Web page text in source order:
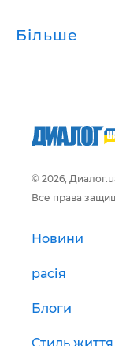
Більше
© 2026,
Все права
Новини
расія
Блоги